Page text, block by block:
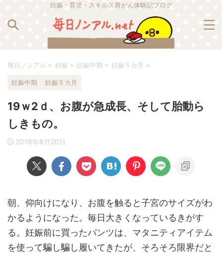
妊娠・育児・スキルス胃がん体験記ブログ
毎日ノンアル > 妊娠 > 妊娠中期 > 妊娠５カ月 >
妊娠中期 妊娠５カ月
19ｗ2ｄ、お腹が急成長、そして胎動ら
しきもの。
2016年8月20日
朝、仰向けになり、お腹を触ると子宮のサイズがわ
かるようになった。毎日大きくなっているきがす
る。妊娠前に買ったパンツは、マタニティアイテム
を使って騙し騙し履いてきたが、そろそろ限界だと